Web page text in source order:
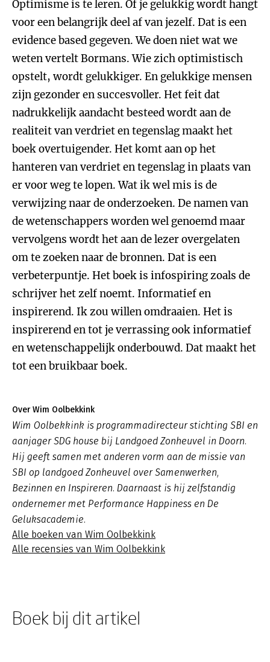
Optimisme is te leren. Of je gelukkig wordt hangt
voor een belangrijk deel af van jezelf. Dat is een
evidence based gegeven. We doen niet wat we
weten vertelt Bormans. Wie zich optimistisch
opstelt, wordt gelukkiger. En gelukkige mensen
zijn gezonder en succesvoller. Het feit dat
nadrukkelijk aandacht besteed wordt aan de
realiteit van verdriet en tegenslag maakt het
boek overtuigender. Het komt aan op het
hanteren van verdriet en tegenslag in plaats van
er voor weg te lopen. Wat ik wel mis is de
verwijzing naar de onderzoeken. De namen van
de wetenschappers worden wel genoemd maar
vervolgens wordt het aan de lezer overgelaten
om te zoeken naar de bronnen. Dat is een
verbeterpuntje. Het boek is infospiring zoals de
schrijver het zelf noemt. Informatief en
inspirerend. Ik zou willen omdraaien. Het is
inspirerend en tot je verrassing ook informatief
en wetenschappelijk onderbouwd. Dat maakt het
tot een bruikbaar boek.
Over Wim Oolbekkink
Wim Oolbekkink is programmadirecteur stichting SBI en
aanjager SDG house bij Landgoed Zonheuvel in Doorn.
Hij geeft samen met anderen vorm aan de missie van
SBI op landgoed Zonheuvel over Samenwerken,
Bezinnen en Inspireren. Daarnaast is hij zelfstandig
ondernemer met Performance Happiness en De
Geluksacademie.
Alle boeken van Wim Oolbekkink
Alle recensies van Wim Oolbekkink
Boek bij dit artikel